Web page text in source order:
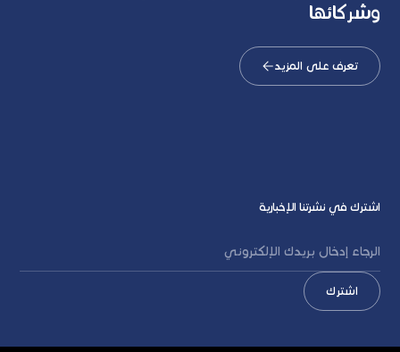
وشركائها
تعرف على المزيد
اشترك في نشرتنا الإخبارية